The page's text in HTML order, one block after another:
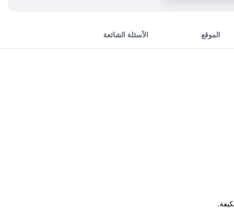
الموقع الأسئلة الشائعة